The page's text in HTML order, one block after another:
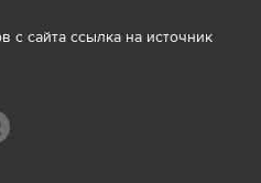
с сайта ссылка на источник